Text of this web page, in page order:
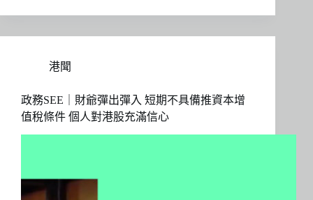
港聞
政務SEE｜財爺彈出彈入 短期不具備推資本增
值稅條件 個人對港股充滿信心